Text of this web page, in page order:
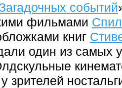
событий
фильмами
книг
один из самых
зрителей